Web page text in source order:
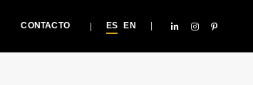
CONTACTO ES EN